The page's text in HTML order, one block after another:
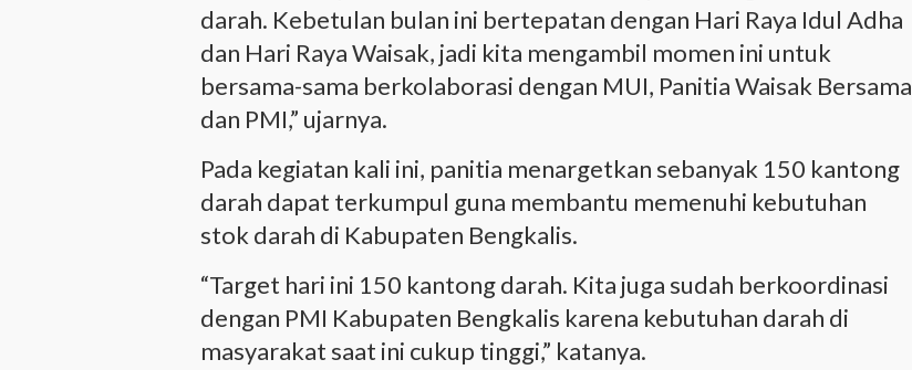
darah. Kebetulan bulan ini bertepatan dengan Hari Raya Idul Adha
dan Hari Raya Waisak, jadi kita mengambil momen ini untuk
bersama-sama berkolaborasi dengan MUI, Panitia Waisak Bersama
dan PMI,” ujarnya.
Pada kegiatan kali ini, panitia menargetkan sebanyak 150 kantong
darah dapat terkumpul guna membantu memenuhi kebutuhan
stok darah di Kabupaten Bengkalis.
“Target hari ini 150 kantong darah. Kita juga sudah berkoordinasi
dengan PMI Kabupaten Bengkalis karena kebutuhan darah di
masyarakat saat ini cukup tinggi,” katanya.